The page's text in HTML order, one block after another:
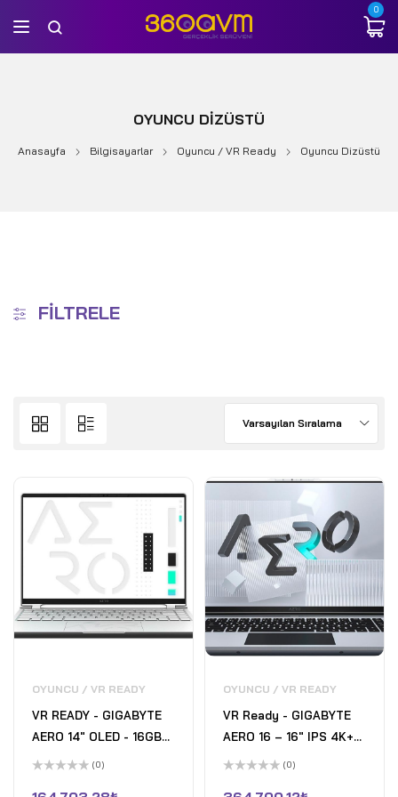
0
OYUNCU DIZÜSTÜ
Anasayfa Bilgisayarlar Oyuncu / VR Ready Oyuncu Dizüstü
FILTRELE
Varsayılan Sıralama
OYUNCU / VR READY
VR READY - GIGABYTE
AERO 14" OLED - 16GB
LPDDR5 - 1TB SSD -
üzerinden
(0)
OYUNCU / VR READY
VR Ready - GIGABYTE
AERO 16 – 16" IPS 4K+
144 Hz Gaming Laptop -
üzerinden
(0)